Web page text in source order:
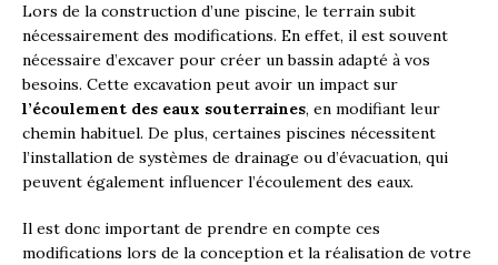
Lors de la construction d’une piscine, le terrain subit
nécessairement des modifications. En effet, il est souvent
nécessaire d’excaver pour créer un bassin adapté à vos
besoins. Cette excavation peut avoir un impact sur
l’écoulement des eaux souterraines, en modifiant leur
chemin habituel. De plus, certaines piscines nécessitent
l’installation de systèmes de drainage ou d’évacuation, qui
peuvent également influencer l’écoulement des eaux.
Il est donc important de prendre en compte ces
modifications lors de la conception et la réalisation de votre